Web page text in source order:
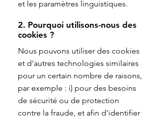
et les paramètres linguistiques.
2. Pourquoi utilisons-nous des
cookies ?
Nous pouvons utiliser des cookies
et d'autres technologies similaires
pour un certain nombre de raisons,
par exemple : i) pour des besoins
de sécurité ou de protection
contre la fraude, et afin d'identifier